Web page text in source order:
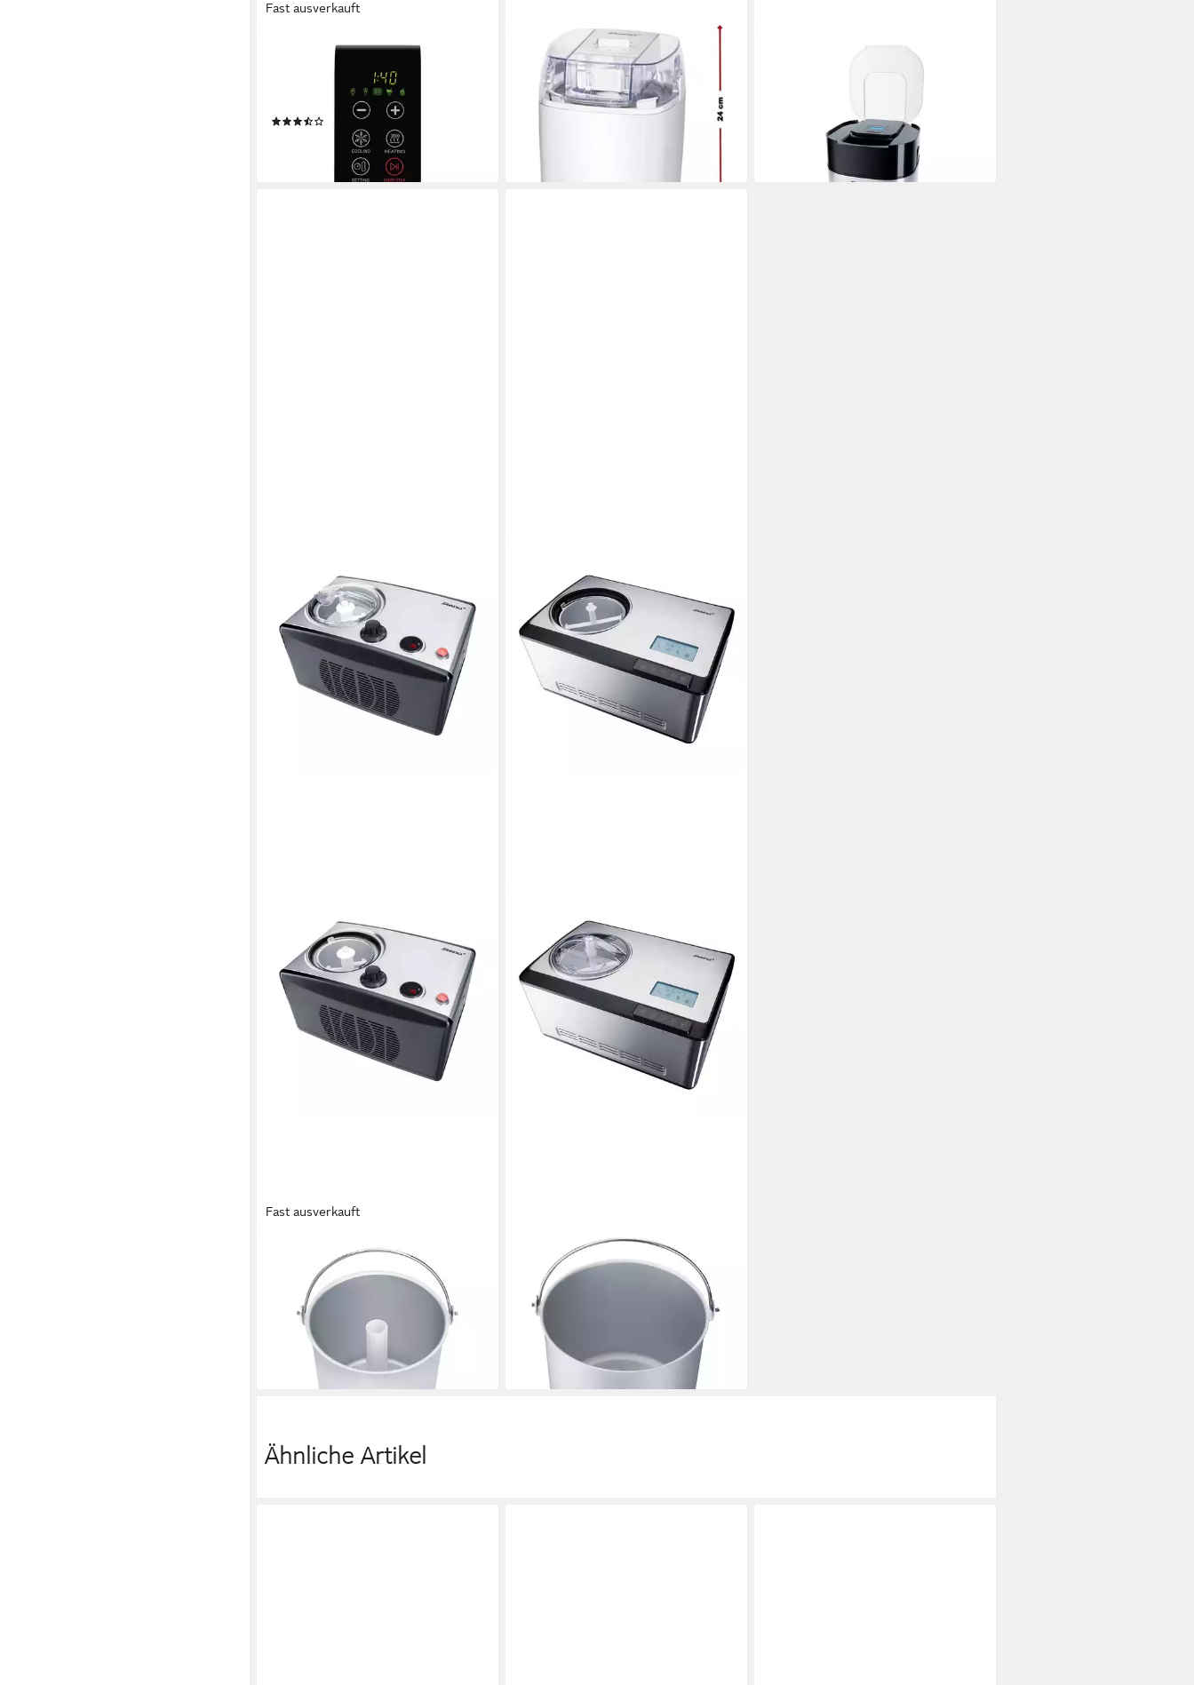
Fast ausverkauft
Eismaschine IC 110, 1,20 l, 250,00
W, vollautomatisch, selbstkühlend, für
Softeis, Eis, Sorbet und Joghurt
lieferbar - in 3-4 Werktagen bei dir
STEBA
Eismaschine Eismaschine IC 20
Eiscrememaschine Speiseeis Maker,
Timer 1,5 Liter Isolierbehälter
lieferbar - in 2-3 Werktagen bei dir
Eismaschine IC 30, 1,50 l, Eiscreme
und Sorbet, Isolierbehälter, bis zu 20
lieferbar - in 3-4 Werktagen bei dir
Fast ausverkauft
Eismaschine IC 150, 1,50 l,
Kompressor, kein Vorkühlen, bis zu
20 Kugeln Eis
ab 238,71 €
UVP 400,00 €
lieferbar - in 3-4 Werktagen bei dir
Eismaschine IC 180, 2 l, 180 W
355,05 €
lieferbar - in 3-4 Werktagen bei dir
Ähnliche Artikel